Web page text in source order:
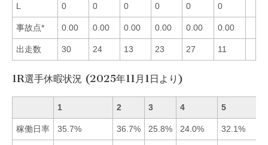
L 0 0 0 0 0 0
事故点* 0.00 0.00 0.00 0.00 0.00 0.00
出走数 30 24 13 23 27 11
1R選手休暇状況 (2025年11月1日より)
1 2 3 4 5
稼働日率 35.7% 36.7% 25.8% 24.0% 32.1%